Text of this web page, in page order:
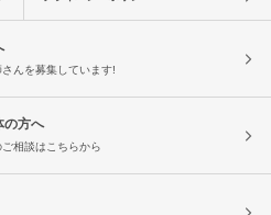
んを募集しています!
の方へ
相談はこちらから